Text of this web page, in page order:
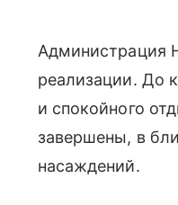
Администрация
реализации. До
и спокойного
завершены, в
насаждений.